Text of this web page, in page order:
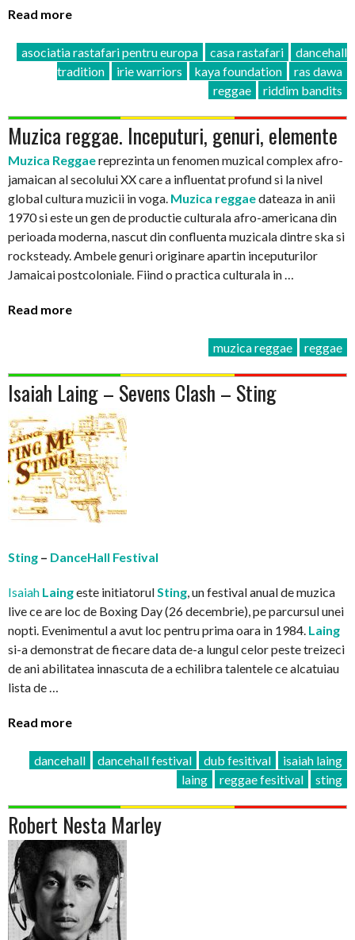
Read more
asociatia rastafari pentru europa casa rastafari
dancehall
tradition
irie warriors kaya foundation
ras dawa
reggae
riddim bandits
Muzica reggae. Inceputuri, genuri, elemente
Muzica Reggaereprezinta un fenomen muzical complex afro-
jamaican al secolului XX care a influentat profund si la nivel
global cultura muzicii in voga. Muzica reggaedateaza in anii
1970 si este un gen de productie culturala afro-americana din
perioada moderna, nascut din confluenta muzicala dintre ska si
rocksteady. Ambele genuri originare apartin inceputurilor
Jamaicai postcoloniale. Fiind o practica culturala in …
Read more
muzica reggae reggae
Isaiah Laing – Sevens Clash – Sting
Sting – DanceHall Festival
Isaiah Laingeste initiatorul Sting , un festival anual de muzica
live ce are loc de Boxing Day (26 decembrie), pe parcursul unei
nopti. Evenimentul a avut loc pentru prima oara in 1984. Laing
si-a demonstrat de fiecare data de-a lungul celor peste treizeci
de ani abilitatea innascuta de a echilibra talentele ce alcatuiau
lista de …
Read more
dancehall dancehall festival dub fesitival
isaiah laing
laing
reggae fesitival sting
Robert Nesta Marley